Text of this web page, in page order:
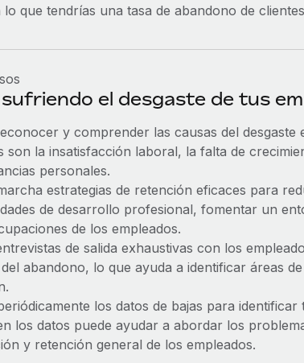
que tendrías una tasa de abandono de
el desgaste de tus
y comprender las causas del
son la insatisfacción laboral, la falta de
personales.
estrategias de retención eficaces para
de desarrollo profesional, fomentar un
de los empleados.
de salida exhaustivas con los
abandono, lo que ayuda a identificar áreas
los datos de bajas para
los datos puede ayudar a abordar los
y retención general de los empleados.